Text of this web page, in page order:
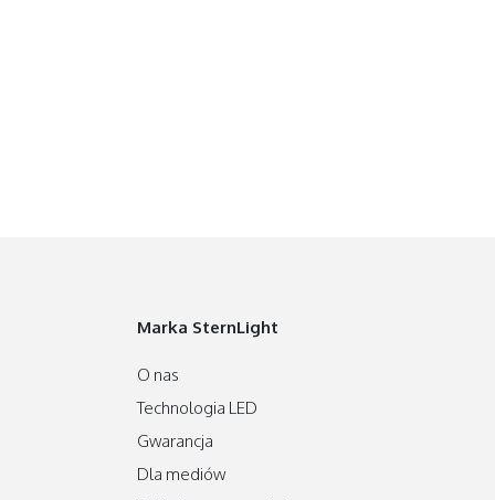
Marka SternLight
O nas
Technologia LED
Gwarancja
Dla mediów